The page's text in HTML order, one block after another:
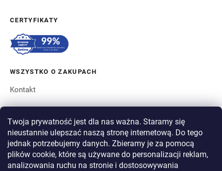
Twoja prywatność jest dla nas ważna. Staramy się
nieustannie ulepszać naszą stronę internetową. Do tego
jednak potrzebujemy danych. Zbieramy je za pomocą
plików cookie, które są używane do personalizacji reklam,
analizowania ruchu na stronie i dostosowywania
CERTYFIKATY
WSZYSTKO O ZAKUPACH
Kontakt
O BERGAM